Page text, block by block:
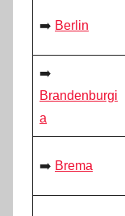
➡️ Berlin
➡️
Brandenburgi
a
➡️ Brema